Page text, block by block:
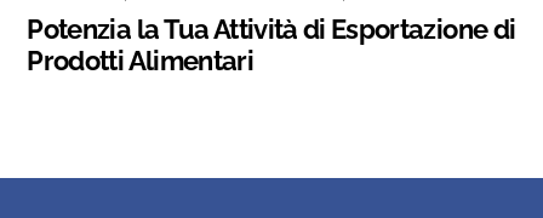
Potenzia la Tua Attività di Esportazione di
Prodotti Alimentari